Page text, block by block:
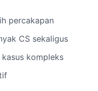
percakapan
CS sekaligus
kompleks